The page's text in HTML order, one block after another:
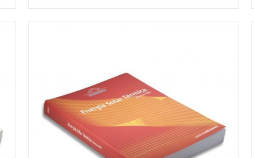
AÑADIR AL CARRITO / DETALLES